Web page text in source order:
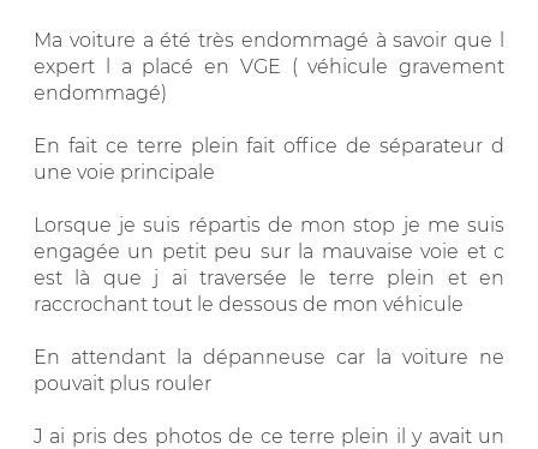
Ma voiture a été très endommagé à savoir que l
expert l a placé en VGE ( véhicule gravement
endommagé)
En fait ce terre plein fait office de séparateur d
une voie principale
Lorsque je suis répartis de mon stop je me suis
engagée un petit peu sur la mauvaise voie et c
est là que j ai traversée le terre plein et en
raccrochant tout le dessous de mon véhicule
En attendant la dépanneuse car la voiture ne
pouvait plus rouler
J ai pris des photos de ce terre plein il y avait un